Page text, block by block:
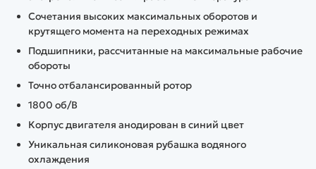
Сочетания высоких максимальных оборотов и
крутящего момента на переходных режимах
Подшипники, рассчитанные на максимальные рабочие
обороты
Точно отбалансированный ротор
1800 об/В
Корпус двигателя анодирован в синий цвет
Уникальная силиконовая рубашка водяного
охлаждения